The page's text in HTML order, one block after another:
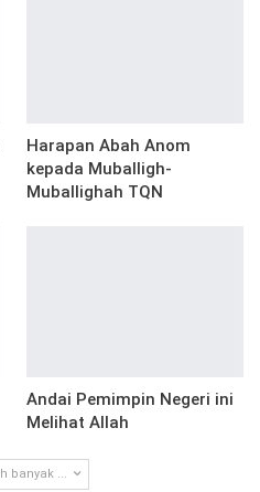
Harapan Abah Anom
kepada Muballigh-
Muballighah TQN
Andai Pemimpin Negeri ini
Melihat Allah
banyak ...